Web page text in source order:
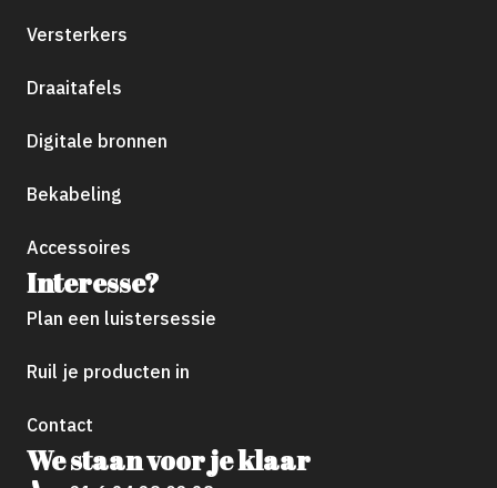
Versterkers
Draaitafels
Digitale bronnen
Bekabeling
Accessoires
Interesse?
Plan een luistersessie
Ruil je producten in
Contact
We staan voor je klaar